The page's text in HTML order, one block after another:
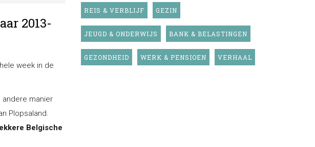
2013-
week in de
andere manier
Plopsaland.
Belgische
REIS & VERBLIJF GEZIN
JEUGD & ONDERWIJS BANK & BELASTINGEN
GEZONDHEID WERK & PENSIOEN VERHAAL